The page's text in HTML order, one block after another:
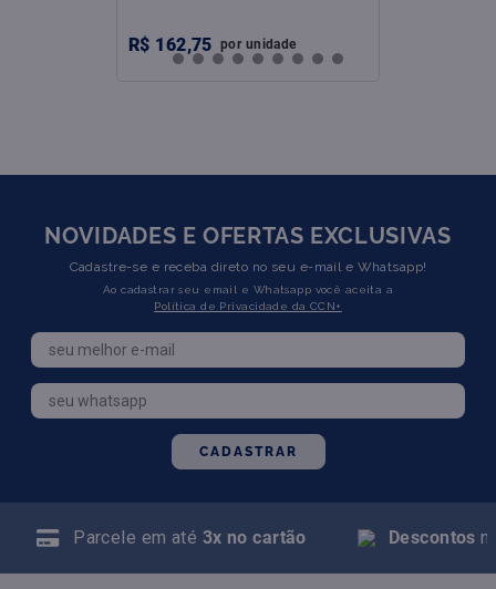
R$ 162,75 por unidade
NOVIDADES E OFERTAS EXCLUSIVAS
Cadastre-se e receba direto no seu e-mail e Whatsapp!
Ao cadastrar seu email e Whatsapp você aceita a
Política de Privacidade da CCN+
CADASTRAR
Parcele em até 3x no cartão Descontos